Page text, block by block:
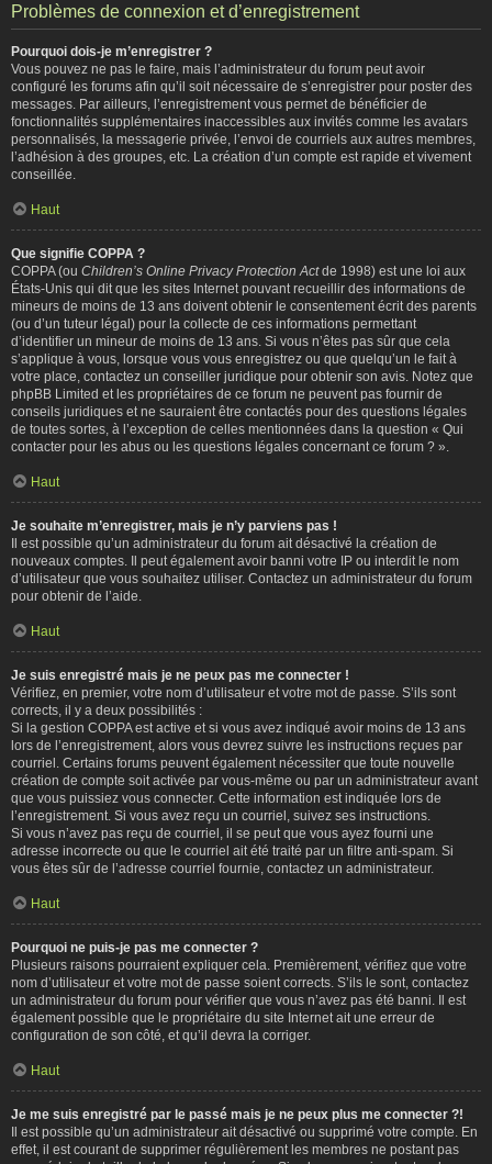
Problèmes de connexion et d’enregistrement
Pourquoi dois-je m’enregistrer ?
Vous pouvez ne pas le faire, mais l’administrateur du forum peut avoir
configuré les forums afin qu’il soit nécessaire de s’enregistrer pour poster des
messages. Par ailleurs, l’enregistrement vous permet de bénéficier de
fonctionnalités supplémentaires inaccessibles aux invités comme les avatars
personnalisés, la messagerie privée, l’envoi de courriels aux autres membres,
l’adhésion à des groupes, etc. La création d’un compte est rapide et vivement
conseillée.
Haut
Que signifie COPPA ?
COPPA (ou Children’s Online Privacy Protection Actde 1998) est une loi aux
États-Unis qui dit que les sites Internet pouvant recueillir des informations de
mineurs de moins de 13 ans doivent obtenir le consentement écrit des parents
(ou d’un tuteur légal) pour la collecte de ces informations permettant
d’identifier un mineur de moins de 13 ans. Si vous n’êtes pas sûr que cela
s’applique à vous, lorsque vous vous enregistrez ou que quelqu’un le fait à
votre place, contactez un conseiller juridique pour obtenir son avis. Notez que
phpBB Limited et les propriétaires de ce forum ne peuvent pas fournir de
conseils juridiques et ne sauraient être contactés pour des questions légales
de toutes sortes, à l’exception de celles mentionnées dans la question « Qui
contacter pour les abus ou les questions légales concernant ce forum ? ».
Haut
Je souhaite m’enregistrer, mais je n’y parviens pas !
Il est possible qu’un administrateur du forum ait désactivé la création de
nouveaux comptes. Il peut également avoir banni votre IP ou interdit le nom
d’utilisateur que vous souhaitez utiliser. Contactez un administrateur du forum
pour obtenir de l’aide.
Haut
Je suis enregistré mais je ne peux pas me connecter !
Vérifiez, en premier, votre nom d’utilisateur et votre mot de passe. S’ils sont
corrects, il y a deux possibilités :
Si la gestion COPPA est active et si vous avez indiqué avoir moins de 13 ans
lors de l’enregistrement, alors vous devrez suivre les instructions reçues par
courriel. Certains forums peuvent également nécessiter que toute nouvelle
création de compte soit activée par vous-même ou par un administrateur avant
que vous puissiez vous connecter. Cette information est indiquée lors de
l’enregistrement. Si vous avez reçu un courriel, suivez ses instructions.
Si vous n’avez pas reçu de courriel, il se peut que vous ayez fourni une
adresse incorrecte ou que le courriel ait été traité par un filtre anti-spam. Si
vous êtes sûr de l’adresse courriel fournie, contactez un administrateur.
Haut
Pourquoi ne puis-je pas me connecter ?
Plusieurs raisons pourraient expliquer cela. Premièrement, vérifiez que votre
nom d’utilisateur et votre mot de passe soient corrects. S’ils le sont, contactez
un administrateur du forum pour vérifier que vous n’avez pas été banni. Il est
également possible que le propriétaire du site Internet ait une erreur de
configuration de son côté, et qu’il devra la corriger.
Haut
Je me suis enregistré par le passé mais je ne peux plus me connecter ?!
Il est possible qu’un administrateur ait désactivé ou supprimé votre compte. En
effet, il est courant de supprimer régulièrement les membres ne postant pas